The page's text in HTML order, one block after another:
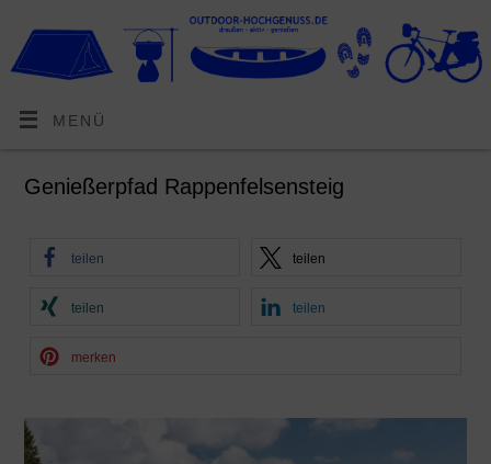
MENÜ
Genießerpfad Rappenfelsensteig
teilen teilen
teilen teilen
merken